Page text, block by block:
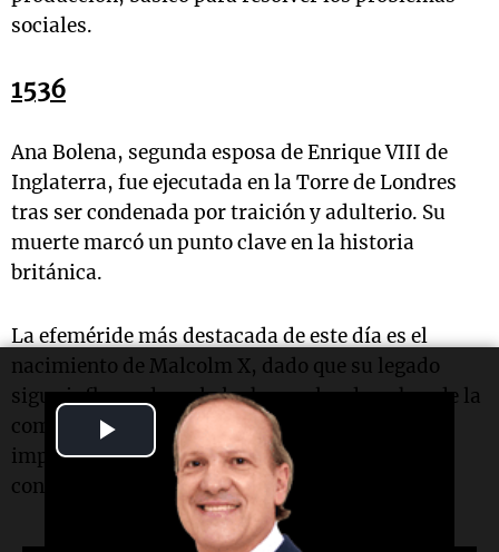
Play
Video
sociales.
1536
Ana Bolena, segunda esposa de Enrique VIII de
Inglaterra, fue ejecutada en la Torre de Londres
tras ser condenada por traición y adulterio. Su
muerte marcó un punto clave en la historia
británica.
La efeméride más destacada de este día es el
nacimiento de Malcolm X, dado que su legado
sigue influyendo en la lucha por los derechos de la
comunidad afroamericana, reafirmando la
importancia de su obra en la historia
contemporánea.